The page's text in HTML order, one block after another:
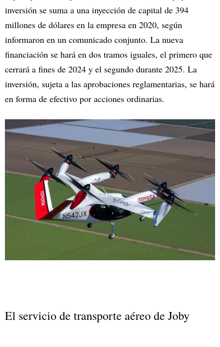
inversión se suma a una inyección de capital de 394
millones de dólares en la empresa en 2020, según
informaron en un comunicado conjunto. La nueva
financiación se hará en dos tramos iguales, el primero que
cerrará a fines de 2024 y el segundo durante 2025. La
inversión, sujeta a las aprobaciones reglamentarias, se hará
en forma de efectivo por acciones ordinarias.
El servicio de transporte aéreo de Joby